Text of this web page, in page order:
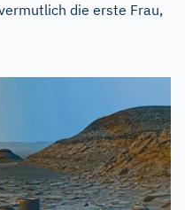
die erste Frau,